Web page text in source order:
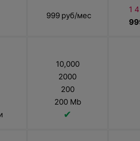
999 руб/мес
1
10,000
2000
200
200 Mb
✔